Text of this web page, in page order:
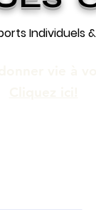
Individuels